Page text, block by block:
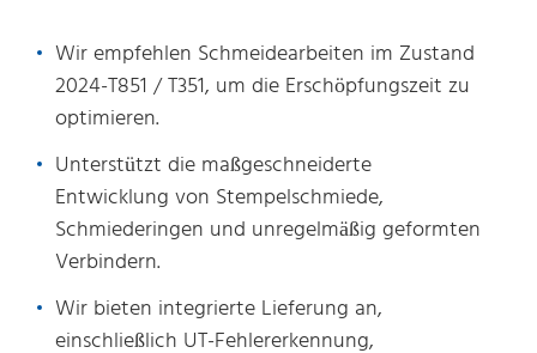
Wir empfehlen Schmeidearbeiten im Zustand
2024-T851 / T351, um die Erschöpfungszeit zu
optimieren.
Unterstützt die maßgeschneiderte
Entwicklung von Stempelschmiede,
Schmiederingen und unregelmäßig geformten
Verbindern.
Wir bieten integrierte Lieferung an,
einschließlich UT-Fehlererkennung,